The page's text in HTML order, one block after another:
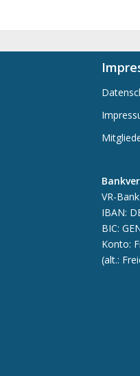
VR-
IBAN:
BIC:
Konto:
(alt.: